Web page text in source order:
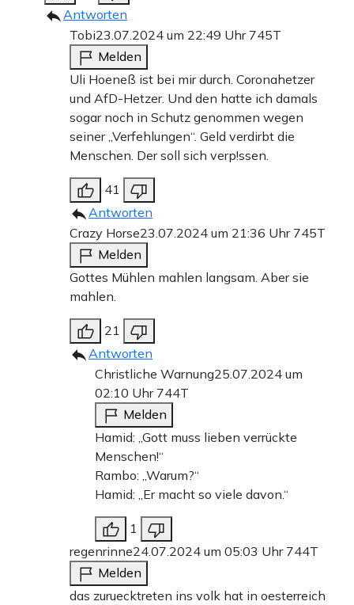
Antworten
Tobi23.07.2024 um 22:49 Uhr 745T
Melden
Uli Hoeneß ist bei mir durch. Coronahetzer
und AfD-Hetzer. Und den hatte ich damals
sogar noch in Schutz genommen wegen
seiner „Verfehlungen“. Geld verdirbt die
Menschen. Der soll sich verp!ssen.
41
Antworten
Crazy Horse23.07.2024 um 21:36 Uhr 745T
Melden
Gottes Mühlen mahlen langsam. Aber sie
mahlen.
21
Antworten
Christliche Warnung25.07.2024 um
02:10 Uhr 744T
Melden
Hamid: „Gott muss lieben verrückte
Menschen!“
Rambo: „Warum?“
Hamid: „Er macht so viele davon.“
1
regenrinne24.07.2024 um 05:03 Uhr 744T
Melden
das zuruecktreten ins volk hat in oesterreich